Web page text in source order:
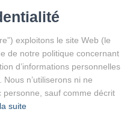
exploitons le site Web (le
de notre politique concernant
d’informations personnelles
n’utiliserons ni ne
sauf comme décrit
suite